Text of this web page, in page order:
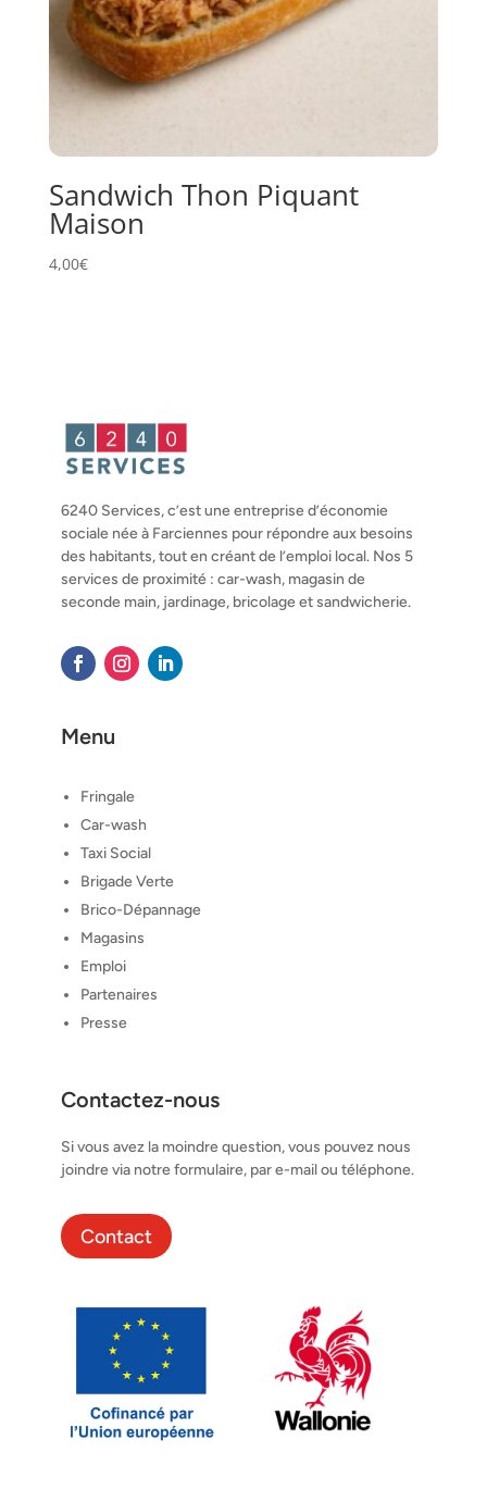
Sandwich Thon Piquant
Maison
4,00€
6240 Services, c’est une entreprise d’économie
sociale née à Farciennes pour répondre aux besoins
des habitants, tout en créant de l’emploi local. Nos 5
services de proximité : car-wash, magasin de
seconde main, jardinage, bricolage et sandwicherie.
Menu
Fringale
Car-wash
Taxi Social
Brigade Verte
Brico-Dépannage
Magasins
Emploi
Partenaires
Presse
Contactez-nous
Si vous avez la moindre question, vous pouvez nous
joindre via notre formulaire, par e-mail ou téléphone.
Contact